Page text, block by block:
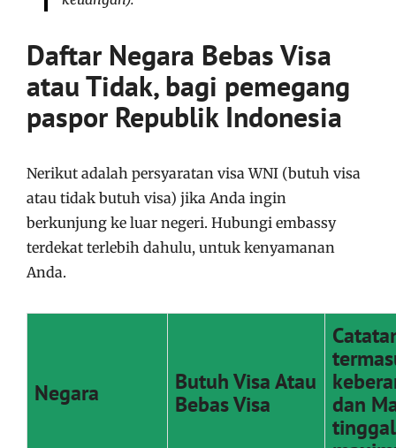
Daftar Negara Bebas Visa
atau Tidak, bagi pemegang
paspor Republik Indonesia
Nerikut adalah persyaratan visa WNI (butuh visa
atau tidak butuh visa) jika Anda ingin
berkunjung ke luar negeri. Hubungi embassy
terdekat terlebih dahulu, untuk kenyamanan
Anda.
Negara
Butuh Visa Atau
Bebas Visa
dan
tinggal